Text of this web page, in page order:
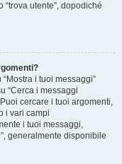
“trova utente”, dopodiché
i tuoi messaggi”
“Cerca i messaggi
cercare i tuoi argomenti,
i vari campi
i tuoi messaggi,
generalmente disponibile